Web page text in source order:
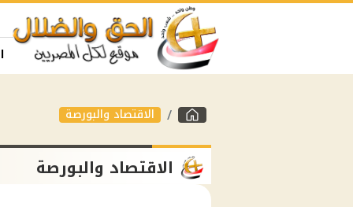
الاقتصاد والبورصة
الاقتصاد والبورصة